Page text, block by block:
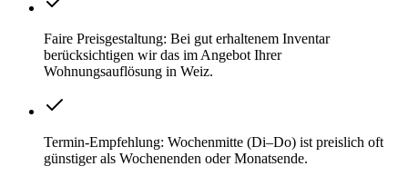
Faire Preisgestaltung: Bei gut erhaltenem Inventar
berücksichtigen wir das im Angebot Ihrer
Wohnungsauflösung in Weiz.
Termin-Empfehlung: Wochenmitte (Di–Do) ist preislich oft
günstiger als Wochenenden oder Monatsende.